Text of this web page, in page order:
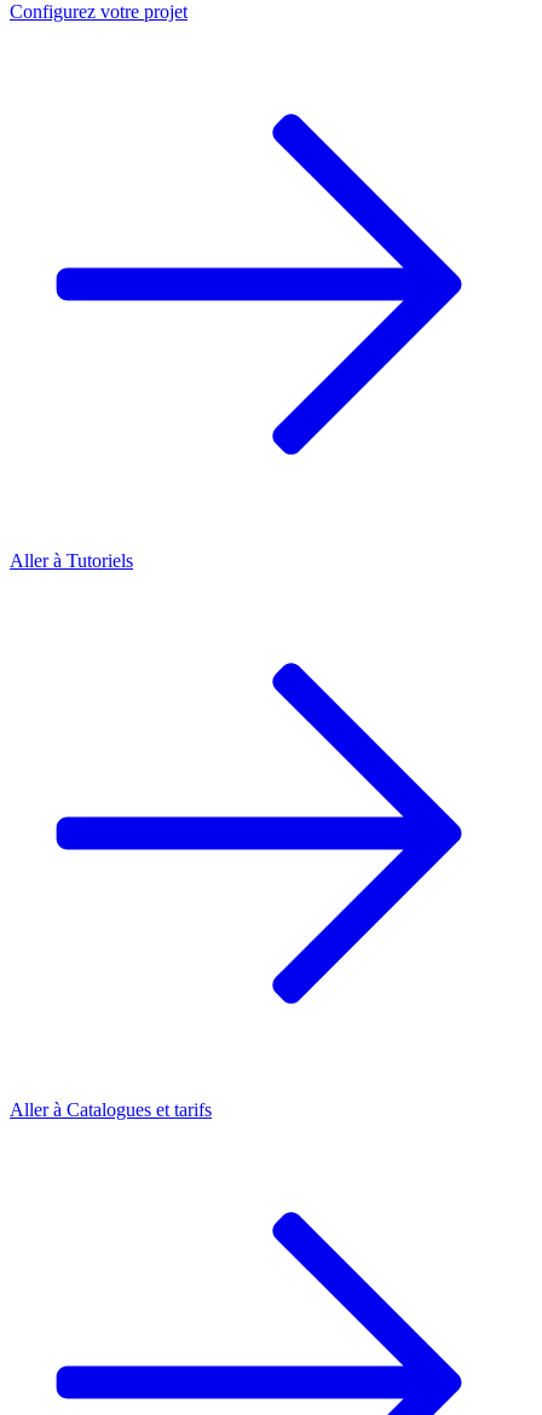
Configurez votre projet
Aller à Tutoriels
Aller à Catalogues et tarifs